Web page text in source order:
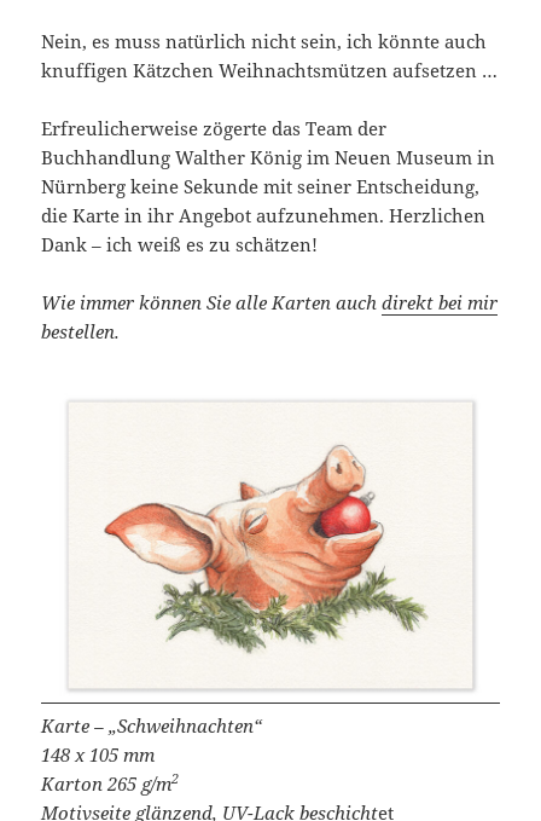
Nein, es muss natürlich nicht sein, ich könnte auch
knuffigen Kätzchen Weihnachtsmützen aufsetzen …
Erfreulicherweise zögerte das Team der
Buchhandlung Walther König im Neuen Museum in
Nürnberg keine Sekunde mit seiner Entscheidung,
die Karte in ihr Angebot aufzunehmen. Herzlichen
Dank – ich weiß es zu schätzen!
Wie immer können Sie alle Karten auchdirekt bei mir
bestellen.
Karte – „Schweihnachten“
148 x 105 mm
Karton 265 g/m2
Motivseite glänzend, UV-Lack beschichtet